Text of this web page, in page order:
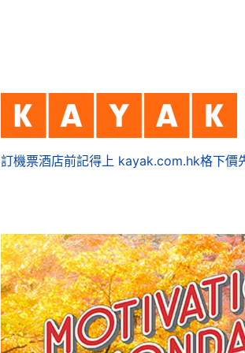
訂機票酒店前記得上 kayak.com.hk格下價